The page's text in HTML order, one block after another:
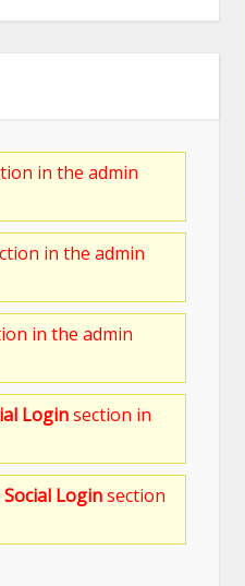
in the admin
in the admin
in the admin
Loginsection in
Social Loginsection